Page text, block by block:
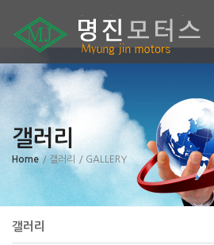
갤러리
Home / 갤러리 / GALLERY
갤러리
Sketchbook5, 스
Sketchbook5, 스